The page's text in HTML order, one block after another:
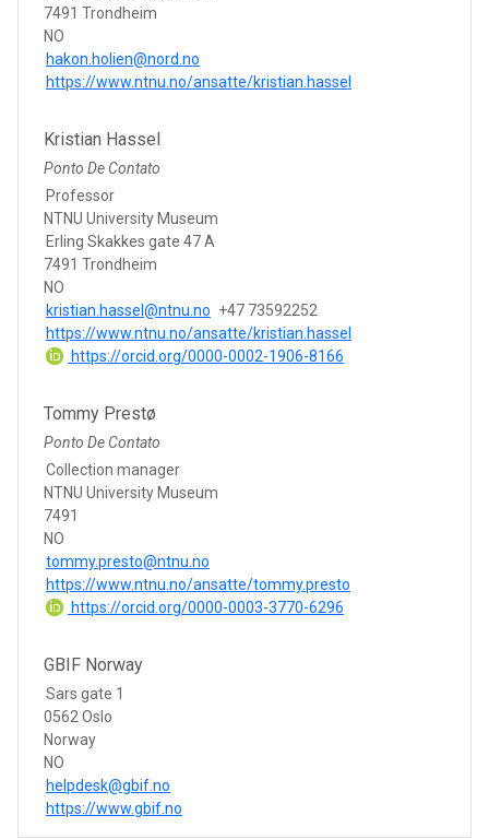
7491 Trondheim
NO
hakon.holien@nord.no
https://www.ntnu.no/ansatte/kristian.hassel
Kristian Hassel
Ponto De Contato
Professor
NTNU University Museum
Erling Skakkes gate 47 A
7491 Trondheim
NO
kristian.hassel@ntnu.no +47 73592252
https://www.ntnu.no/ansatte/kristian.hassel
https://orcid.org/0000-0002-1906-8166
Tommy Prestø
Ponto De Contato
Collection manager
NTNU University Museum
7491
NO
tommy.presto@ntnu.no
https://www.ntnu.no/ansatte/tommy.presto
https://orcid.org/0000-0003-3770-6296
GBIF Norway
Sars gate 1
0562 Oslo
Norway
NO
helpdesk@gbif.no
https://www.gbif.no